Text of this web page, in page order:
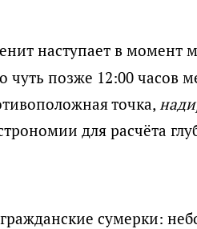
наступает в момент
чуть позже 12:00 часов
точка,
для расчёта
сумерки: